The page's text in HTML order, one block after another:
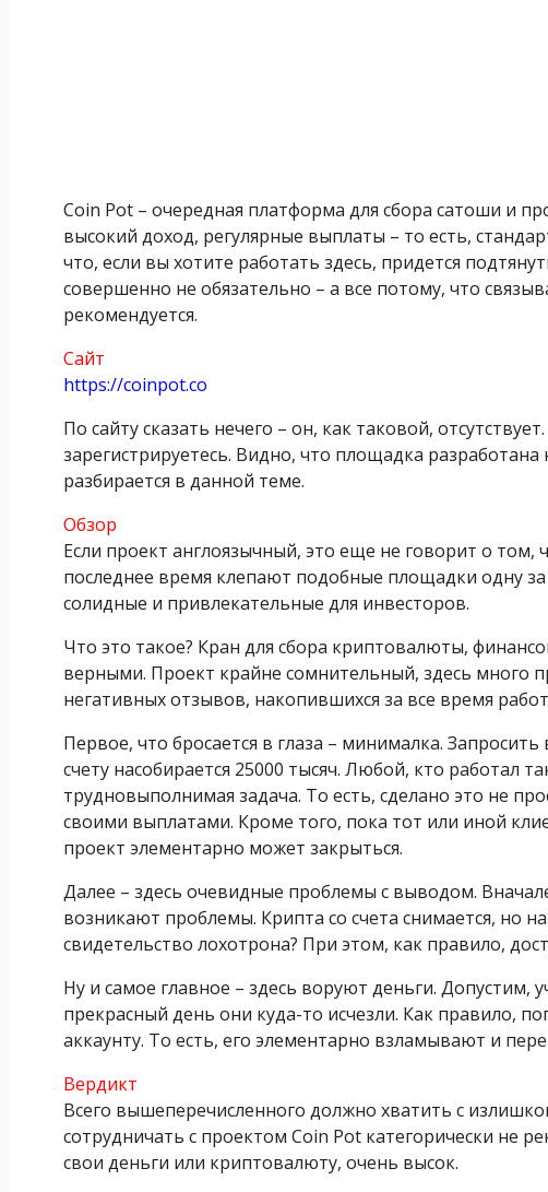
Coin Pot – очередная платформа для сбора сатоши и
высокий доход, регулярные выплаты – то есть,
что, если вы хотите работать здесь, придется
совершенно не обязательно – а все потому, что
рекомендуется.
Сайт
https://coinpot.co
По сайту сказать нечего – он, как таковой,
зарегистрируетесь. Видно, что площадка
разбирается в данной теме.
Обзор
Если проект англоязычный, это еще не говорит о
последнее время клепают подобные площадки одну
солидные и привлекательные для инвесторов.
Что это такое? Кран для сбора криптовалюты,
верными. Проект крайне сомнительный, здесь много
негативных отзывов, накопившихся за все время
Первое, что бросается в глаза – минималка.
счету насобирается 25000 тысяч. Любой, кто работал
трудновыполнимая задача. То есть, сделано это не
своими выплатами. Кроме того, пока тот или иной
проект элементарно может закрыться.
Далее – здесь очевидные проблемы с выводом.
возникают проблемы. Крипта со счета снимается, но
свидетельство лохотрона? При этом, как правило,
Ну и самое главное – здесь воруют деньги. Допустим,
прекрасный день они куда-то исчезли. Как правило,
аккаунту. То есть, его элементарно взламывают и
Вердикт
Всего вышеперечисленного должно хватить с
сотрудничать с проектом Coin Pot категорически не
свои деньги или криптовалюту, очень высок.